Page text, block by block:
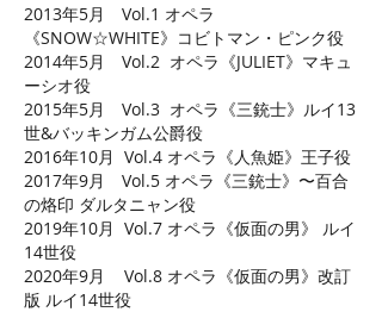
2013年5月 Vol.1 オペラ
《SNOW☆WHITE》コビトマン・ピンク役
2014年5月 Vol.2 オペラ《JULIET》マキュ
ーシオ役
2015年5月 Vol.3 オペラ《三銃士》ルイ13
世&バッキンガム公爵役
2016年10月 Vol.4 オペラ《人魚姫》王子役
2017年9月 Vol.5 オペラ《三銃士》〜百合
の烙印 ダルタニャン役
2019年10月 Vol.7 オペラ《仮面の男》 ルイ
14世役
2020年9月 Vol.8 オペラ《仮面の男》改訂
版 ルイ14世役